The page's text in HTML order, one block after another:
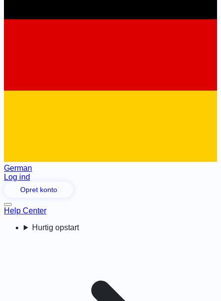
German
Log ind
Opret konto
Help Center
Hurtig opstart